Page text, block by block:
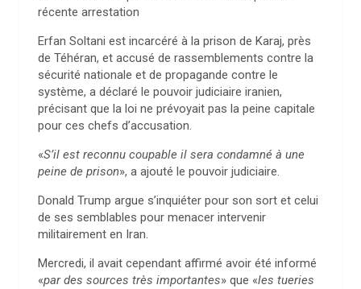
récente arrestation
Erfan Soltani est incarcéré à la prison de Karaj, près
de Téhéran, et accusé de rassemblements contre la
sécurité nationale et de propagande contre le
système, a déclaré le pouvoir judiciaire iranien,
précisant que la loi ne prévoyait pas la peine capitale
pour ces chefs d’accusation.
«S’il est reconnu coupable il sera condamné à une
peine de prison», a ajouté le pouvoir judiciaire.
Donald Trump argue s’inquiéter pour son sort et celui
de ses semblables pour menacer intervenir
militairement en Iran.
Mercredi, il avait cependant affirmé avoir été informé
«par des sources très importantes» que «les tueries